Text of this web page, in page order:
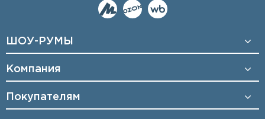
ШОУ-РУМЫ
Компания
Покупателям